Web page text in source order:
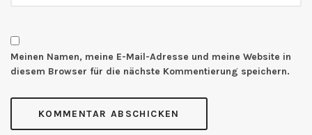
Meinen Namen, meine E-Mail-Adresse und meine Website in
diesem Browser für die nächste Kommentierung speichern.